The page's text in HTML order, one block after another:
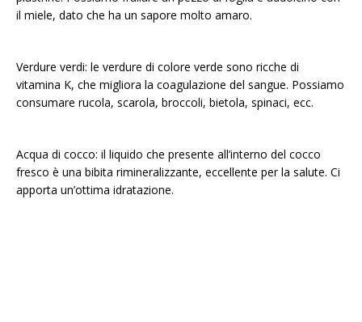
il miele, dato che ha un sapore molto amaro.
Verdure verdi: le verdure di colore verde sono ricche di
vitamina K, che migliora la coagulazione del sangue. Possiamo
consumare rucola, scarola, broccoli, bietola, spinaci, ecc.
Acqua di cocco: il liquido che presente all’interno del cocco
fresco è una bibita rimineralizzante, eccellente per la salute. Ci
apporta un’ottima idratazione.